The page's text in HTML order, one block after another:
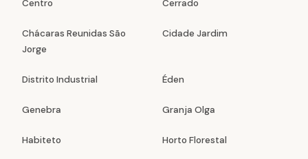
Centro Cerrado
Chácaras Reunidas São
Jorge
Cidade Jardim
Distrito Industrial Éden
Genebra Granja Olga
Habiteto Horto Florestal